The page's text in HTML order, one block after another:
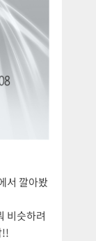
서 깔아봤
비슷하려
!!